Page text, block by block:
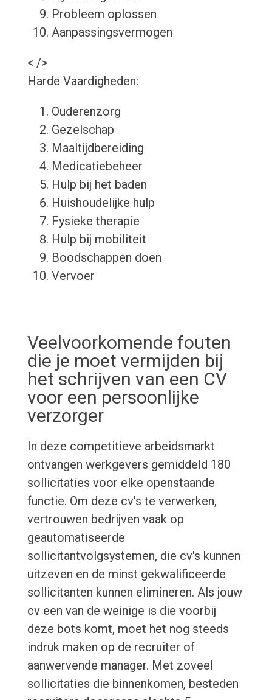
Probleem oplossen
Aanpassingsvermogen
< />
Harde Vaardigheden:
Ouderenzorg
Gezelschap
Maaltijdbereiding
Medicatiebeheer
Hulp bij het baden
Huishoudelijke hulp
Fysieke therapie
Hulp bij mobiliteit
Boodschappen doen
Vervoer
Veelvoorkomende fouten
die je moet vermijden bij
het schrijven van een CV
voor een persoonlijke
verzorger
In deze competitieve arbeidsmarkt
ontvangen werkgevers gemiddeld 180
sollicitaties voor elke openstaande
functie. Om deze cv's te verwerken,
vertrouwen bedrijven vaak op
geautomatiseerde
sollicitantvolgsystemen, die cv's kunnen
uitzeven en de minst gekwalificeerde
sollicitanten kunnen elimineren. Als jouw
cv een van de weinige is die voorbij
deze bots komt, moet het nog steeds
indruk maken op de recruiter of
aanwervende manager. Met zoveel
sollicitaties die binnenkomen, besteden